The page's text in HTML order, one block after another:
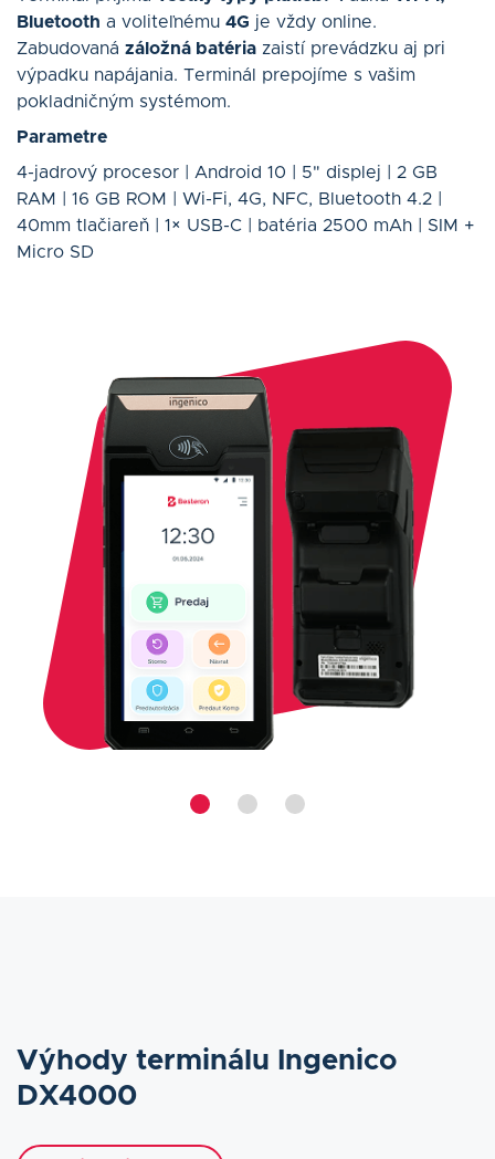
Bluetooth a voliteľnému 4G je vždy online.
Zabudovaná záložná batéria zaistí prevádzku aj pri
výpadku napájania. Terminál prepojíme s vašim
pokladničným systémom.
Parametre
4-jadrový procesor | Android 10 | 5" displej | 2 GB
RAM | 16 GB ROM | Wi-Fi, 4G, NFC, Bluetooth 4.2 |
40mm tlačiareň | 1× USB-C | batéria 2500 mAh | SIM +
Micro SD
Výhody terminálu Ingenico
DX4000